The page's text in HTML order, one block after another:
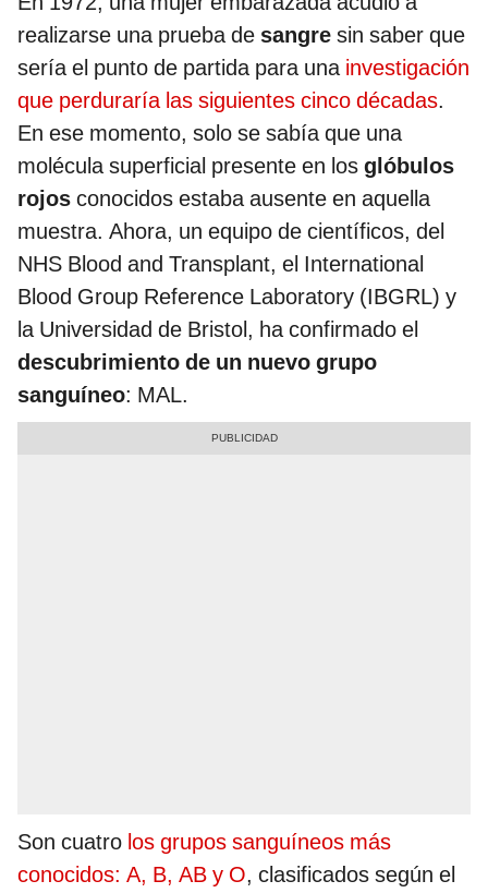
realizarse una prueba de sangre sin saber que
sería el punto de partida para una investigación
que perduraría las siguientes cinco décadas.
En ese momento, solo se sabía que una
molécula superficial presente en los glóbulos
rojos conocidos estaba ausente en aquella
muestra. Ahora, un equipo de científicos, del
NHS Blood and Transplant, el International
Blood Group Reference Laboratory (IBGRL) y
la Universidad de Bristol, ha confirmado el
descubrimiento de un nuevo grupo
sanguíneo: MAL.
Son cuatro los grupos sanguíneos más
conocidos: A, B, AB y O, clasificados según el